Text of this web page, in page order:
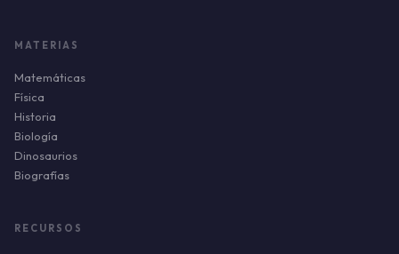
MATERIAS
Matemáticas
Física
Historia
Biología
Dinosaurios
Biografías
RECURSOS